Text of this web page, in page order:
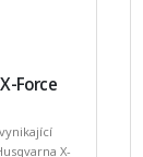
Force
X-